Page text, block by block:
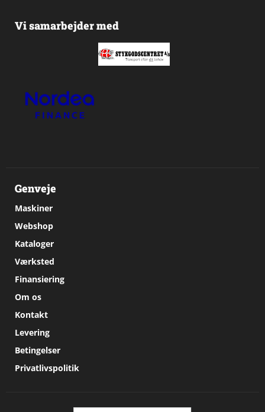
Vi samarbejder med
Genveje
Maskiner
Webshop
Kataloger
Værksted
Finansiering
Om os
Kontakt
Levering
Betingelser
Privatlivspolitik